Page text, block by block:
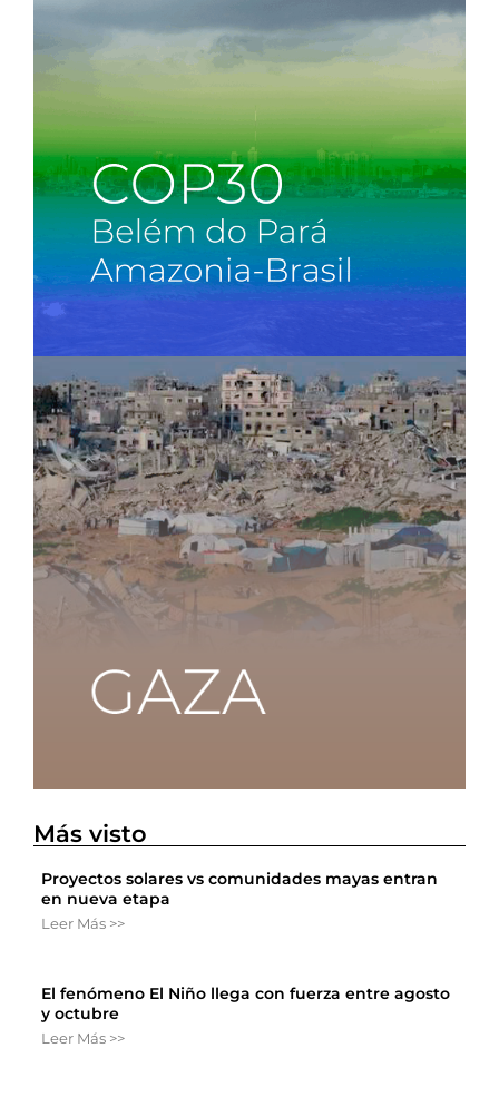
Más visto
Proyectos solares vs comunidades mayas entran
en nueva etapa
Leer Más >>
El fenómeno El Niño llega con fuerza entre agosto
y octubre
Leer Más >>